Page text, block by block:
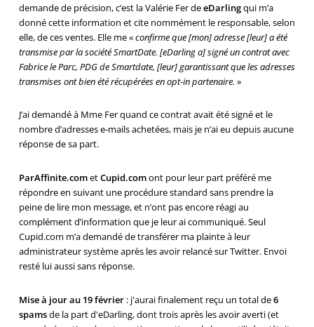
demande de précision, c’est la Valérie Fer deeDarlingqui m’a
donné cette information et cite nommément le responsable, selon
elle, de ces ventes. Elle me «confirme que [mon] adresse [leur] a été
transmise par la société SmartDate. [eDarling a] signé un contrat avec
Fabrice le Parc, PDG de Smartdate, [leur] garantissant que les adresses
transmises ont bien été récupérées en opt-in partenaire. »
J’ai demandé à Mme Fer quand ce contrat avait été signé et le
nombre d’adresses e-mails achetées, mais je n’ai eu depuis aucune
réponse de sa part.
ParAffinite.cometCupid.comont pour leur part préféré me
répondre en suivant une procédure standard sans prendre la
peine de lire mon message, et n’ont pas encore réagi au
complément d’information que je leur ai communiqué. Seul
Cupid.com m’a demandé de transférer ma plainte à leur
administrateur système après les avoir relancé sur Twitter. Envoi
resté lui aussi sans réponse.
Mise à jour au 19 février: j'aurai finalement reçu un total de6
spamsde la part d'eDarling, dont trois après les avoir averti (et